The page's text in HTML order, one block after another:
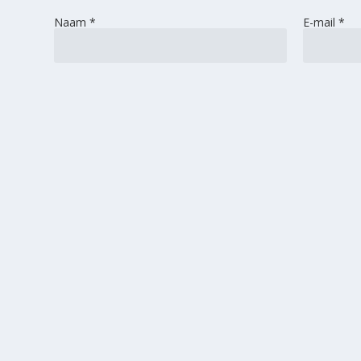
Naam* E-mail *